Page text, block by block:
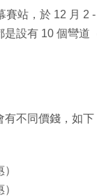
站，於 12 月 2
設有 10 個彎道
不同價錢，如下